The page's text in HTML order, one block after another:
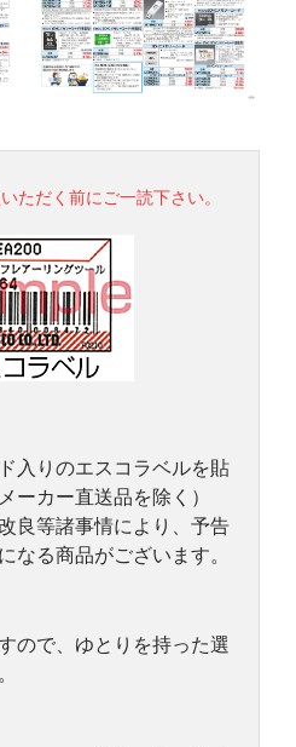
ただく前にご一読下さい。
入りのエスコラベルを貼
ーカー直送品を除く）
良等諸事情により、予告
なる商品がございます。
ので、ゆとりを持った選